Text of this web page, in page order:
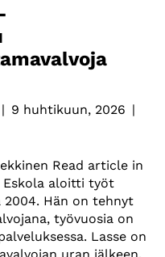
| 9 huhtikuun, 2026 |
Read article in
Eskola aloitti työt
2004. Hän on tehnyt
työvuosia on
Lasse on